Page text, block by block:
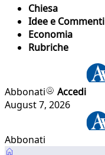
Chiesa
Idee e Commenti
Economia
Rubriche
Abbonati
Accedi
August 7, 2026
Abbonati